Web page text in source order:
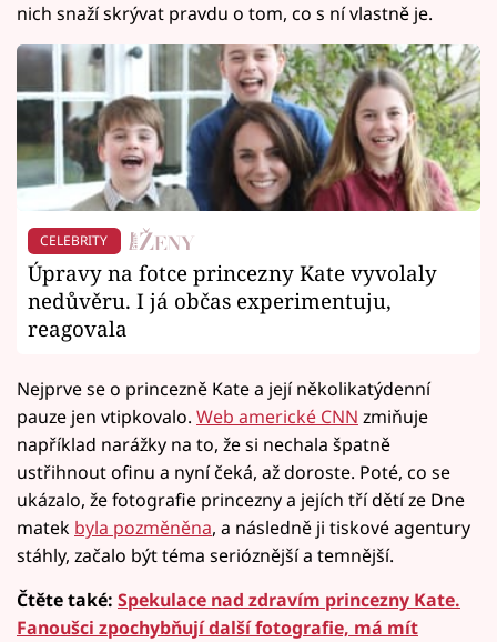
nich snaží skrývat pravdu o tom, co s ní vlastně je.
CELEBRITY
Úpravy na fotce princezny Kate vyvolaly
nedůvěru. I já občas experimentuju,
reagovala
Nejprve se o princezně Kate a její několikatýdenní
pauze jen vtipkovalo. Web americké CNN zmiňuje
například narážky na to, že si nechala špatně
ustřihnout ofinu a nyní čeká, až doroste. Poté, co se
ukázalo, že fotografie princezny a jejích tří dětí ze Dne
matek byla pozměněna, a následně ji tiskové agentury
stáhly, začalo být téma serióznější a temnější.
Čtěte také: Spekulace nad zdravím princezny Kate.
Fanoušci zpochybňují další fotografie, má mít